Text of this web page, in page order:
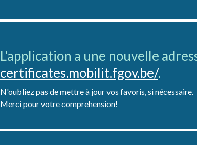
L'application a une nouvelle
certificates.mobilit.fgov.be/.
N'oubliez pas de mettre à jour vos favoris, si nécessaire.
Merci pour votre comprehension!